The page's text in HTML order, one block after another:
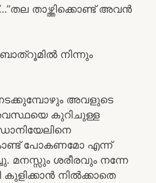
താഴ്ത്തിക്കൊണ്ട് അവൻ
നിന്നും
നടക്കുമ്പോഴും അവളുടെ
കുറിചുള്ള
പോകണമോ എന്ന്
മനസ്സും ശരീരവും നന്നേ
കുളിക്കാൻ നിൽക്കാതെ